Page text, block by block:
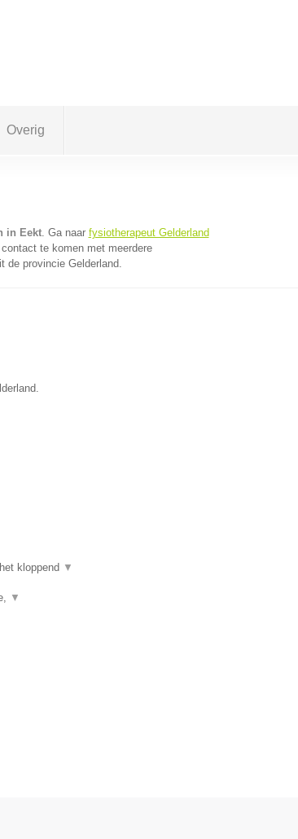
Overig
in Eekt. Ga naar fysiotherapeut Gelderland
te komen met meerdere
de provincie Gelderland.
kloppend ▼
▼